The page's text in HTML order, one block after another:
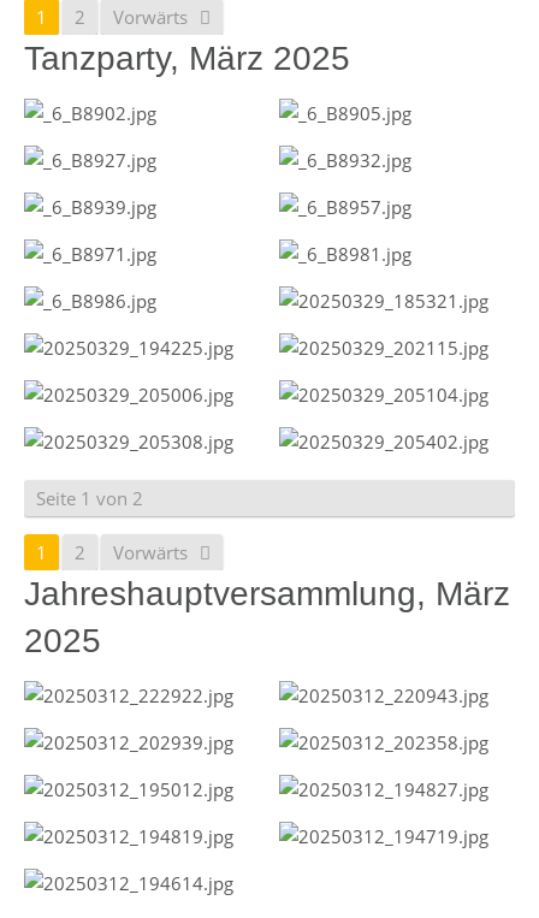
1 2 Vorwärts
Tanzparty, März 2025
Seite 1 von 2
1 2 Vorwärts
Jahreshauptversammlung, März
2025